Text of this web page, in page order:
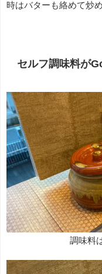
時はバターも絡めて炒
セルフ調味料が
調味料